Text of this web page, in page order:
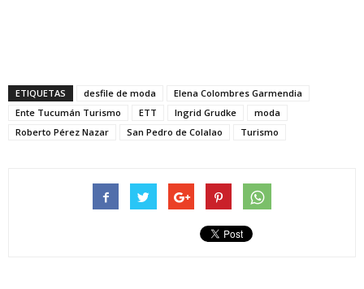
ETIQUETAS desfile de moda
Elena Colombres Garmendia
Ente Tucumán Turismo
ETT Ingrid Grudke
moda
Roberto Pérez Nazar
San Pedro de Colalao Turismo